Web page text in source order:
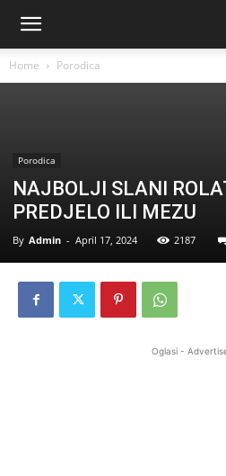
Home Porodica
Porodica
NAJBOLJI SLANI
PREDJELO ILI MEZU
By Admin - April 17, 2024 2187
Oglasi -